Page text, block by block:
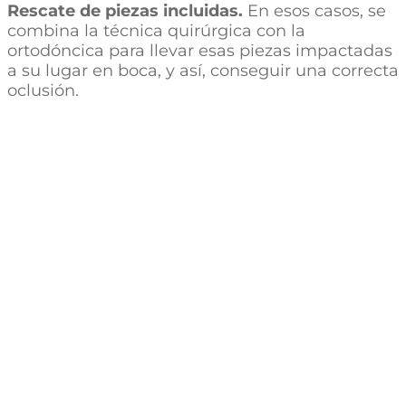
Rescate de piezas incluidas. En esos casos, se
combina la técnica quirúrgica con la
ortodóncica para llevar esas piezas impactadas
a su lugar en boca, y así, conseguir una correcta
oclusión.